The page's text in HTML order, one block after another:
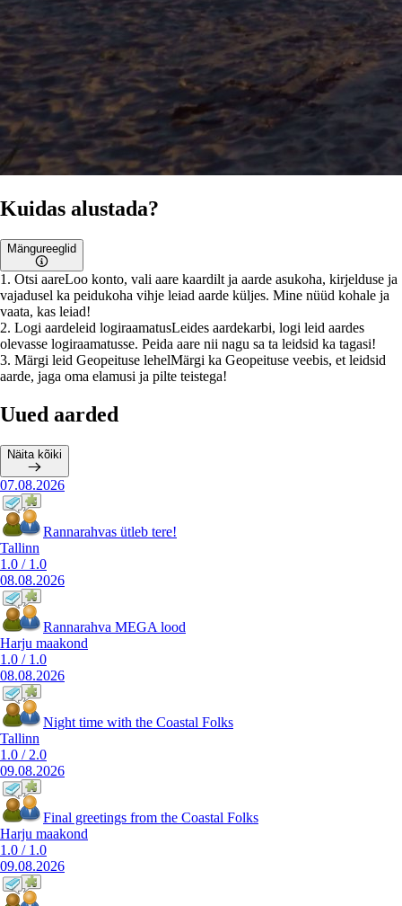
Kuidas alustada?
Mängureeglid
1 . Otsi aareLoo konto, vali aare kaardilt ja aarde asukoha, kirjelduse ja
vajadusel ka peidukoha vihje leiad aarde küljes. Mine nüüd kohale ja
vaata, kas leiad!
2. Logi aardeleid logiraamatusLeides aardekarbi, logi leid aardes
olevasse logiraamatusse. Peida aare nii nagu sa ta leidsid ka tagasi!
3. Märgi leid Geopeituse lehelMärgi ka Geopeituse veebis, et leidsid
aarde, jaga oma elamusi ja pilte teistega!
Uued aarded
Näita kõiki
07.08.2026
Rannarahvas ütleb tere!
Tallinn
1.0 / 1.0
08.08.2026
Rannarahva MEGA lood
Harju maakond
1.0 / 1.0
08.08.2026
Night time with the Coastal Folks
Tallinn
1.0 / 2.0
09.08.2026
Final greetings from the Coastal Folks
Harju maakond
1.0 / 1.0
09.08.2026